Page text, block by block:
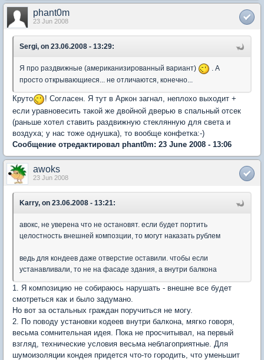
phant0m
23 Jun 2008
Sergi, on 23.06.2008 - 13:29:
Я про раздвижные (американизированный вариант)
. А
просто открывающиеся... не отличаются, конечно...
Круто
! Согласен. Я тут в Аркон загнал, неплохо выходит +
если уравновесить такой же двойной дверью в спальный отсек
(раньше хотел ставить раздвижную стеклянную для света и
воздуха; у нас тоже однушка), то вообще конфетка:-)
Сообщение отредактировал phant0m: 23 June 2008 - 13:06
awoks
23 Jun 2008
Karry, on 23.06.2008 - 13:21:
авокс, не уверена что не остановят. если будет портить
целостность внешней композции, то могут наказать рублем
ведь для кондеев даже отверстие оставили. чтобы если
устанавливали, то не на фасаде здания, а внутри балкона
1. Я композицию не собираюсь нарушать - внешне все будет
смотреться как и было задумано.
Но вот за остальных граждан поручиться не могу.
2. По поводу установки кодеев внутри балкона, мягко говоря,
весьма сомнительная идея. Пока не просчитывал, на первый
взгляд, технические условия весьма неблагоприятные. Для
шумоизоляции кондея придется что-то городить, что уменьшит